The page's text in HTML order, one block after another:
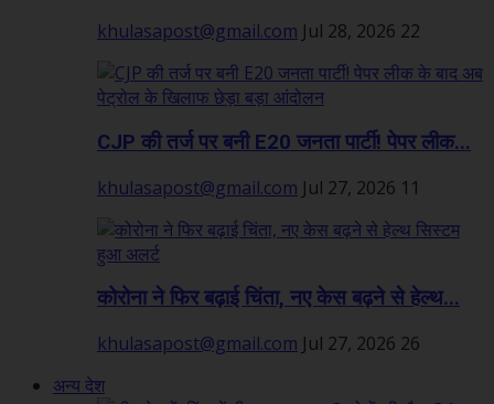
khulasapost@gmail.com Jul 28, 2026 22
CJP की तर्ज पर बनी E20 जनता पार्टी! पेपर लीक...
khulasapost@gmail.com Jul 27, 2026 11
कोरोना ने फिर बढ़ाई चिंता, नए केस बढ़ने से हेल्थ...
khulasapost@gmail.com Jul 27, 2026 26
अन्य देश